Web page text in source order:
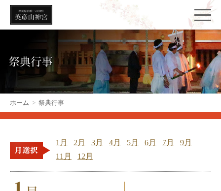
ホーム > 祭典行事
1月 2月 3月 4月 5月 6月 7月
9月
11月
12月